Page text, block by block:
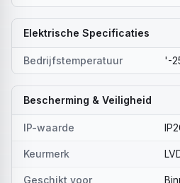
Elektrische Specificaties
Bedrijfstemperatuur '-
Bescherming & Veiligheid
IP-waarde
Keurmerk
Geschikt voor